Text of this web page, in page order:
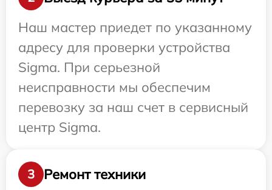
Наш мастер приедет по указанному
адресу для проверки устройства
Sigma. При серьезной
неисправности мы обеспечим
перевозку за наш счет в сервисный
центр Sigma.
3
Ремонт техники